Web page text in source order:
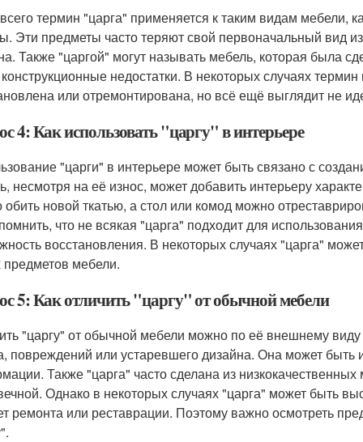
термин "царга" применяется к таким видам мебели,
Эти предметы часто теряют свой первоначальный вид
Также "царгой" могут называть мебель, которая была
недостатки. В некоторых случаях
или отремонтирована, но всё ещё выглядит не
4: Как использовать "царгу" в интерьере
"царги" в интерьере может быть связано с
несмотря на её износ, может добавить интерьеру
новой ткатью, а стол или комод можно
что не всякая "царга" подходит для
восстановления. В некоторых случаях "царга"
мебели.
5: Как отличить "царгу" от обычной мебели
"царгу" от обычной мебели можно по её внешнему
повреждений или устаревшего дизайна. Она может
Также "царга" часто сделана из
Однако в некоторых случаях "царга" может быть
ремонта или реставрации. Поэтому важно осмотреть